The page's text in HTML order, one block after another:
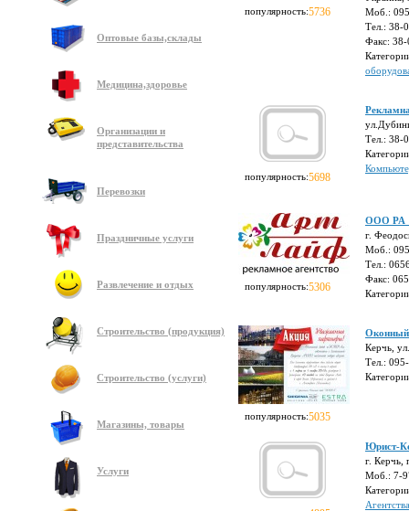
Оптовые базы,склады
Медицина,здоровье
Организации и
представительства
Перевозки
Праздничные услуги
Развлечение и отдых
Строительство (продукция)
Строительство (услуги)
Магазины, товары
Услуги
популярность:5736
Моб.:
Тел.: 38-
Факс:
популярность:5698
Тел.: 38-
популярность:5306
ООО РА
г.
Моб.:
Тел.:
Факс:
популярность:5035
Керчь,
Тел.:
Юрист-
г. Керчь,
Моб.: 7-